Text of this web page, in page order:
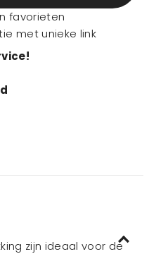
favorieten
met unieke link
zijn ideaal voor de